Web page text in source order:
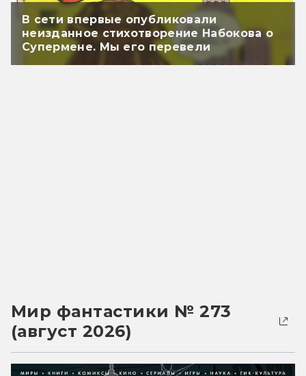
В сети впервые опубликовали
неизданное стихотворение Набокова о
Супермене. Мы его перевели
Мир фантастики № 273
(август 2026)